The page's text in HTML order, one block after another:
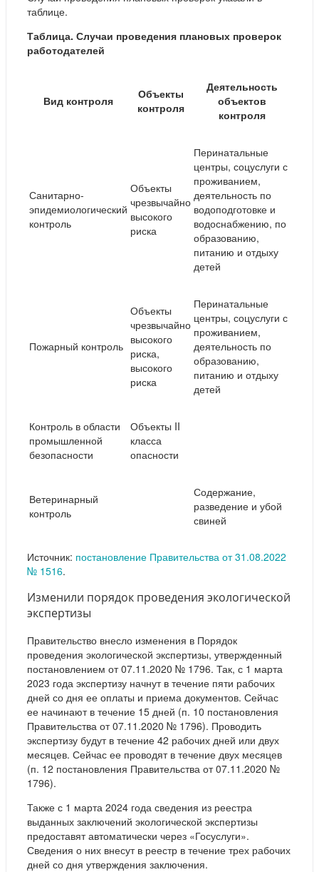
таблице.
Таблица. Случаи проведения плановых проверок
работодателей
Вид контроля
Объекты
контроля
Деятельность
объектов
контроля
Санитарно-
эпидемиологический
контроль
Объекты
чрезвычайно
высокого
риска
Перинатальные
центры, соцуслуги с
проживанием,
деятельность по
водоподготовке и
водоснабжению, по
образованию,
питанию и отдыху
детей
Пожарный контроль
Объекты
чрезвычайно
высокого
риска,
высокого
риска
Перинатальные
центры, соцуслуги с
проживанием,
деятельность по
образованию,
питанию и отдыху
детей
Контроль в области
промышленной
безопасности
Объекты II
класса
опасности
Ветеринарный
контроль
Содержание,
разведение и убой
свиней
Источник: постановление Правительства от 31.08.2022
№ 1516.
Изменили порядок проведения экологической
экспертизы
Правительство внесло изменения в Порядок
проведения экологической экспертизы, утвержденный
постановлением от 07.11.2020 № 1796. Так, с 1 марта
2023 года экспертизу начнут в течение пяти рабочих
дней со дня ее оплаты и приема документов. Сейчас
ее начинают в течение 15 дней (п. 10 постановления
Правительства от 07.11.2020 № 1796). Проводить
экспертизу будут в течение 42 рабочих дней или двух
месяцев. Сейчас ее проводят в течение двух месяцев
(п. 12 постановления Правительства от 07.11.2020 №
1796).
Также с 1 марта 2024 года сведения из реестра
выданных заключений экологической экспертизы
предоставят автоматически через «Госуслуги».
Сведения о них внесут в реестр в течение трех рабочих
дней со дня утверждения заключения.